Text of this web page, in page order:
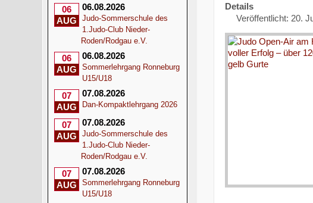
06
AUG
06.08.2026
Judo-Sommerschule des
1.Judo-Club Nieder-
Roden/Rodgau e.V.
06
AUG
06.08.2026
Sommerlehrgang Ronneburg
U15/U18
07
AUG
07.08.2026
Dan-Kompaktlehrgang 2026
07
AUG
07.08.2026
Judo-Sommerschule des
1.Judo-Club Nieder-
Roden/Rodgau e.V.
07
AUG
07.08.2026
Sommerlehrgang Ronneburg
U15/U18
Details
Veröffentlicht: 20.